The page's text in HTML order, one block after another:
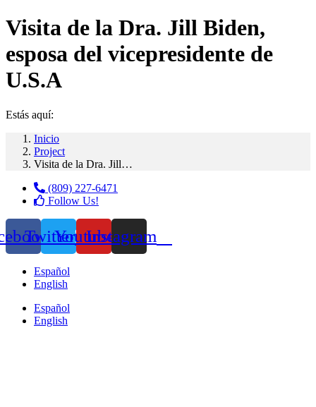
Visita de la Dra. Jill Biden,
esposa del vicepresidente de
U.S.A
Estás aquí:
Inicio
Project
Visita de la Dra. Jill…
(809) 227-6471
Follow Us!
TwitterYoutubeInstagram
Español
English
Español
English